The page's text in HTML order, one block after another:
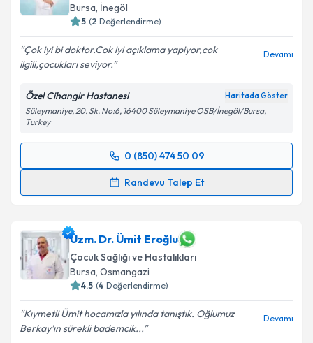
E-posta Adresiniz
Metni'ni okudum ve kişisel verilerimin belirtilen
kapsamda işlenmesini kabul ediyorum.
Takvim Talebini Gönder
Bursa, İnegöl
5 (2 Değerlendirme)
Çok iyi bi doktor.Cok iyi açıklama yapiyor,cok
ilgili,çocukları seviyor.
Devamı
Özel Cihangir Hastanesi Haritada Göster
Süleymaniye, 20. Sk. No:6, 16400 Süleymaniye OSB/İnegöl/Bursa,
Turkey
0 (850) 474 50 09
Randevu Talep Et
Randevu Takvimi Talebi
için bir takvim hazırlandığında e-posta ile
bilgilendireceğiz.
E-posta Adresiniz
Uzm. Dr. Ümit Eroğlu
Çocuk Sağlığı ve Hastalıkları
Bursa, Osmangazi
4.5 (4 Değerlendirme)
Kıymetli Ümit hocamızla yılında tanıştık. Oğlumuz
Berkay’ın sürekli bademcik...
Devamı